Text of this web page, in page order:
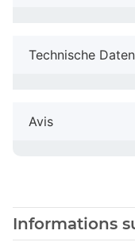
Technische Daten
Avis
Informations